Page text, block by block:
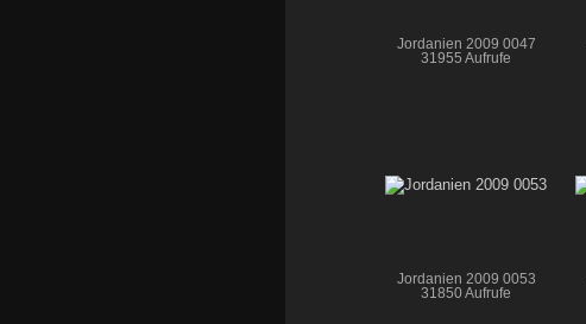
Jordanien 2009 0047
31955 Aufrufe
Jordanien 2009 0053
31850 Aufrufe